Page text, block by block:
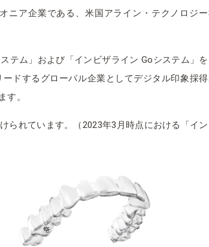
ニア企業である、米国アライン・テクノロジ
テム」および「インビザライン Goシステム」を
ドするグローバル企業としてデジタル印象採
す。
られています。（2023年3月時点における「イ